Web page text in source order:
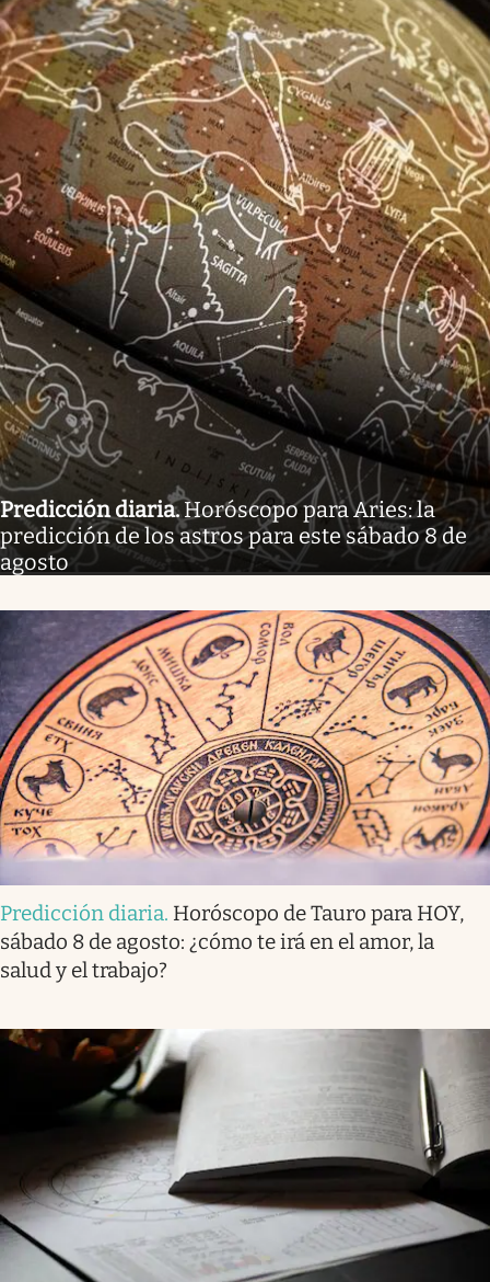
Predicción diaria.Horóscopo para Aries: la
predicción de los astros para este sábado 8 de
agosto
Predicción diaria. Horóscopo de Tauro para HOY,
sábado 8 de agosto: ¿cómo te irá en el amor, la
salud y el trabajo?